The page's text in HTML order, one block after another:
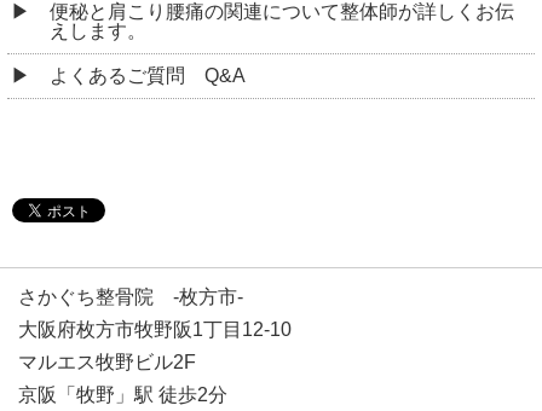
便秘と肩こり腰痛の関連について整体師が詳しくお伝
えします。
よくあるご質問 Q&A
さかぐち整骨院 -枚方市-
大阪府枚方市牧野阪1丁目12-10
マルエス牧野ビル2F
京阪「牧野」駅 徒歩2分